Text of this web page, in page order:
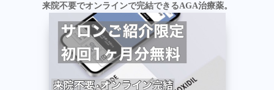
来院不要でオンラインで完結できるAGA治療薬。